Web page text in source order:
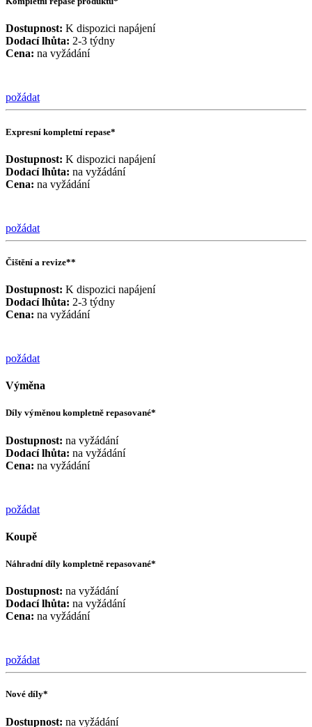
Dostupnost: K dispozici napájení
Dodací lhůta: 2-3 týdny
Cena: na vyžádání
požádat
Expresní kompletní repase*
Dostupnost: K dispozici napájení
Dodací lhůta: na vyžádání
Cena: na vyžádání
požádat
Čištění a revize**
Dostupnost: K dispozici napájení
Dodací lhůta: 2-3 týdny
Cena: na vyžádání
požádat
Výměna
Díly výměnou kompletně repasované*
Dostupnost: na vyžádání
Dodací lhůta: na vyžádání
Cena: na vyžádání
požádat
Koupě
Náhradní díly kompletně repasované*
Dostupnost: na vyžádání
Dodací lhůta: na vyžádání
Cena: na vyžádání
požádat
Nové díly*
Dostupnost: na vyžádání